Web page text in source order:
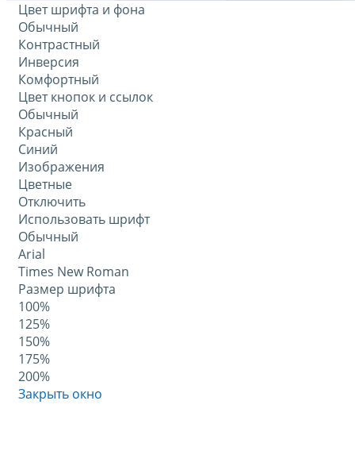
Цвет шрифта и фона
Обычный
Контрастный
Инверсия
Комфортный
Цвет кнопок и ссылок
Обычный
Красный
Синий
Изображения
Цветные
Отключить
Использовать шрифт
Обычный
Arial
Times New Roman
Размер шрифта
100%
125%
150%
175%
200%
Закрыть окно